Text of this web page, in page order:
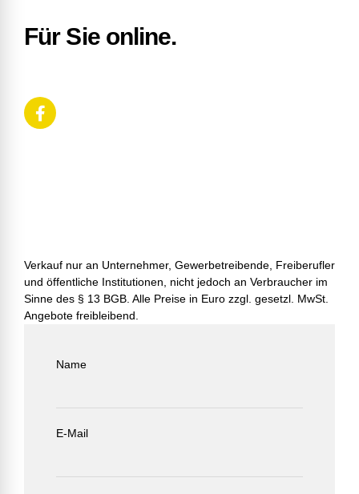
Für Sie online.
Verkauf nur an Unternehmer, Gewerbetreibende, Freiberufler
und öffentliche Institutionen, nicht jedoch an Verbraucher im
Sinne des § 13 BGB. Alle Preise in Euro zzgl. gesetzl. MwSt.
Angebote freibleibend.
Name
E-Mail